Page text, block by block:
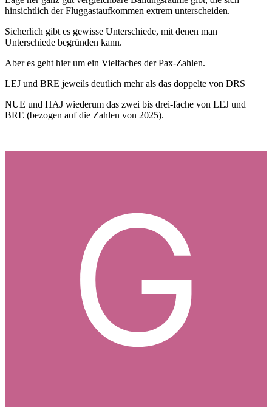
hinsichtlich der Fluggastaufkommen extrem unterscheiden.
Sicherlich gibt es gewisse Unterschiede, mit denen man
Unterschiede begründen kann.
Aber es geht hier um ein Vielfaches der Pax-Zahlen.
LEJ und BRE jeweils deutlich mehr als das doppelte von DRS
NUE und HAJ wiederum das zwei bis drei-fache von LEJ und
BRE (bezogen auf die Zahlen von 2025).